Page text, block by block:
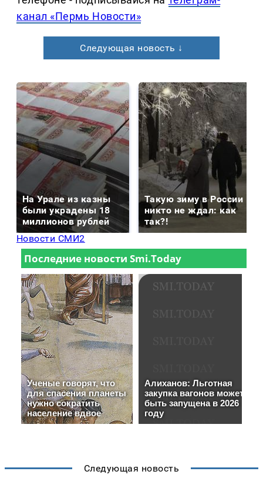
канал «Пермь Новости»
Следующая новость ↓
На Урале из казны
были украдены 18
миллионов рублей
Такую зиму в России
никто не ждал: как
так?!
Новости СМИ2
Следующая новость